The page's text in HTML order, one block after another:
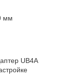
мм
UB4A